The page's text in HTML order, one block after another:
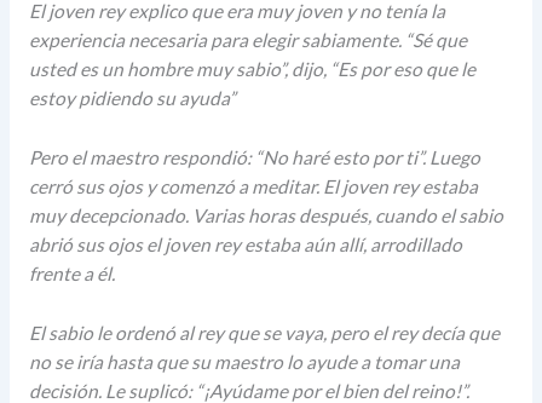
El joven rey explico que era muy joven y no tenía la
experiencia necesaria para elegir sabiamente. “Sé que
usted es un hombre muy sabio”, dijo, “Es por eso que le
estoy pidiendo su ayuda”
Pero el maestro respondió: “No haré esto por ti”. Luego
cerró sus ojos y comenzó a meditar. El joven rey estaba
muy decepcionado. Varias horas después, cuando el sabio
abrió sus ojos el joven rey estaba aún allí, arrodillado
frente a él.
El sabio le ordenó al rey que se vaya, pero el rey decía que
no se iría hasta que su maestro lo ayude a tomar una
decisión. Le suplicó: “¡Ayúdame por el bien del reino!”.